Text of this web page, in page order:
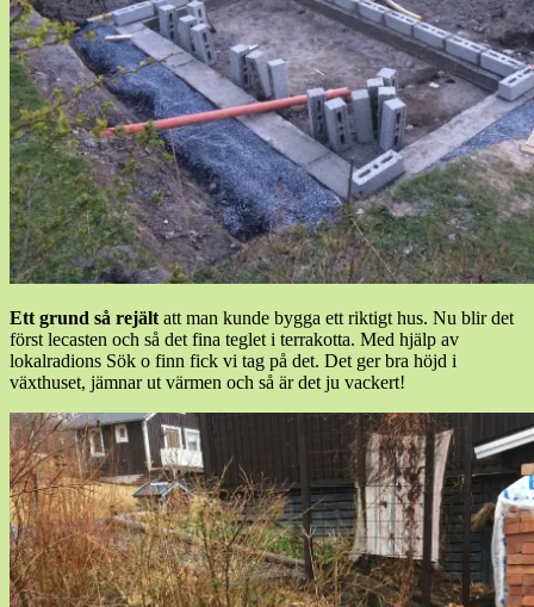
Ett grund så rejält att man kunde bygga ett riktigt hus. Nu blir det
först lecasten och så det fina teglet i terrakotta. Med hjälp av
lokalradions Sök o finn fick vi tag på det. Det ger bra höjd i
växthuset, jämnar ut värmen och så är det ju vackert!